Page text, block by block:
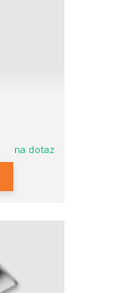
na dotaz